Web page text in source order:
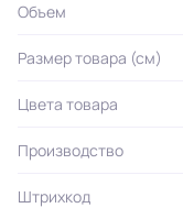
Объем
Размер товара (см)
Цвета товара
Производство
Штрихкод